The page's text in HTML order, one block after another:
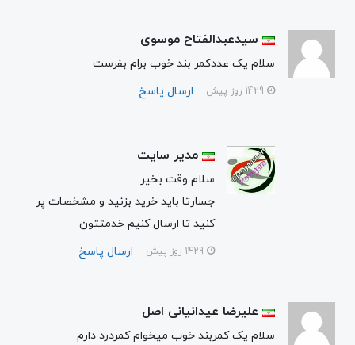
سیدعبدالفتاح موسوی
سلام یک عددکمر بند خوب برام بفرست
ارسال پاسخ
مدیر سایت
سلام وقت بخیر
جسارتا باید خرید بزنید و مشخصات پر
کنید تا ارسال کنیم خدمتتون
ارسال پاسخ
علیرضا عیدانیانی اصل
سلام یک کمربند خوب میخوام کمردرد دارم